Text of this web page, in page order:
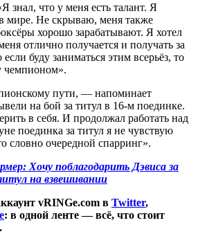
знал, что у меня есть талант. Я
мире. Не скрываю, меня также
хорошо зарабатывают. Я хотел
отлично получается и получать за
буду заниматься этим всерьёз, то
чемпионом».
пути, — напоминает
на бой за титул в 16-м поединке.
в себя. И продолжал работать над
поединка за титул я не чувствую
словно очередной спарринг».
Хочу поблагодарить Дэвиса за
на взвешивании
vRINGe.com в Twitter,
: в одной ленте — всё, что стоит